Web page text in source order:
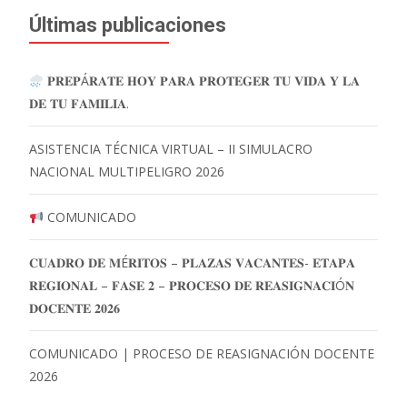
Últimas publicaciones
𝐏𝐑𝐄𝐏Á𝐑𝐀𝐓𝐄 𝐇𝐎𝐘 𝐏𝐀𝐑𝐀 𝐏𝐑𝐎𝐓𝐄𝐆𝐄𝐑 𝐓𝐔 𝐕𝐈𝐃𝐀 𝐘 𝐋𝐀
𝐃𝐄 𝐓𝐔 𝐅𝐀𝐌𝐈𝐋𝐈𝐀.
ASISTENCIA TÉCNICA VIRTUAL – II SIMULACRO
NACIONAL MULTIPELIGRO 2026
COMUNICADO
𝐂𝐔𝐀𝐃𝐑𝐎 𝐃𝐄 𝐌É𝐑𝐈𝐓𝐎𝐒 – 𝐏𝐋𝐀𝐙𝐀𝐒 𝐕𝐀𝐂𝐀𝐍𝐓𝐄𝐒- 𝐄𝐓𝐀𝐏𝐀
𝐑𝐄𝐆𝐈𝐎𝐍𝐀𝐋 – 𝐅𝐀𝐒𝐄 𝟐 – 𝐏𝐑𝐎𝐂𝐄𝐒𝐎 𝐃𝐄 𝐑𝐄𝐀𝐒𝐈𝐆𝐍𝐀𝐂𝐈Ó𝐍
𝐃𝐎𝐂𝐄𝐍𝐓𝐄 𝟐𝟎𝟐𝟔
COMUNICADO | PROCESO DE REASIGNACIÓN DOCENTE
2026